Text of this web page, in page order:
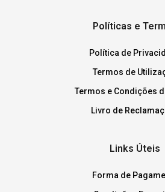
Políticas e
Política de
Termos de
Termos e Condições
Livro de
Links Úteis
Forma de